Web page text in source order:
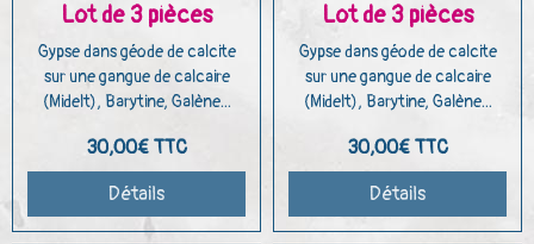
Lot de 3 pièces
Gypse dans géode de calcite
sur une gangue de calcaire
(Midelt), Barytine, Galène...
30,00€ TTC
Détails
Lot de 3 pièces
Gypse dans géode de calcite
sur une gangue de calcaire
(Midelt), Barytine, Galène...
30,00€ TTC
Détails